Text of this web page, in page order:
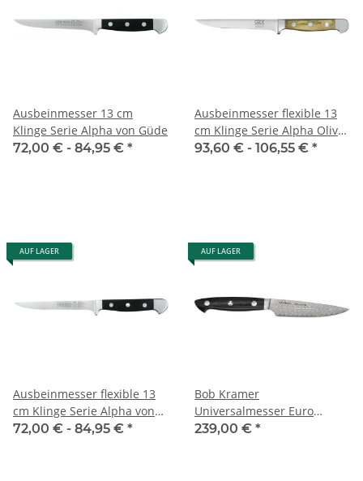
Ausbeinmesser 13 cm
Klinge Serie Alpha von Güde
72,00 € - 84,95 € *
Ausbeinmesser flexible 13
cm Klinge Serie Alpha Olive
von Güde
93,60 € - 106,55 € *
AUF LAGER
Ausbeinmesser flexible 13
cm Klinge Serie Alpha von
Güde
72,00 € - 84,95 € *
AUF LAGER
Bob Kramer
Universalmesser Euro
Stainless 130 mm
239,00 € *